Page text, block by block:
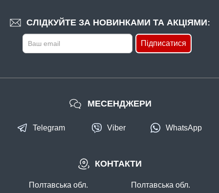
СЛІДКУЙТЕ ЗА НОВИНКАМИ ТА АКЦІЯМИ:
Підписатися
КОНТАКТИ
Полтавська обл.
Полтавська обл.
МЕСЕНДЖЕРИ
Telegram Viber WhatsApp